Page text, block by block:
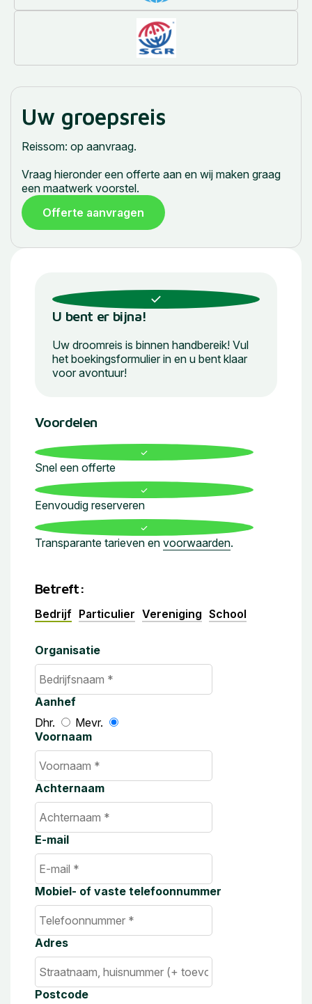
Uw groepsreis
Reissom: op aanvraag.
Vraag hieronder een offerte aan en wij maken graag
een maatwerk voorstel.
Offerte aanvragen
U bent er bijna!
Uw droomreis is binnen handbereik! Vul
het boekingsformulier in en u bent klaar
voor avontuur!
Voordelen
Snel een offerte
Eenvoudig reserveren
Transparante tarieven en voorwaarden.
Betreft:
Bedrijf Particulier Vereniging School
Organisatie
Aanhef
Dhr.
Mevr.
Voornaam
Achternaam
E-mail
Mobiel- of vaste telefoonnummer
Adres
Postcode